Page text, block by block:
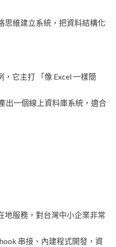
思維建立系統，把資料結構化
，它主打 「像 Excel 一樣簡
出一個線上資料庫系統，適合
地服務，對台灣中小企業非常
串接、內建程式開發，資